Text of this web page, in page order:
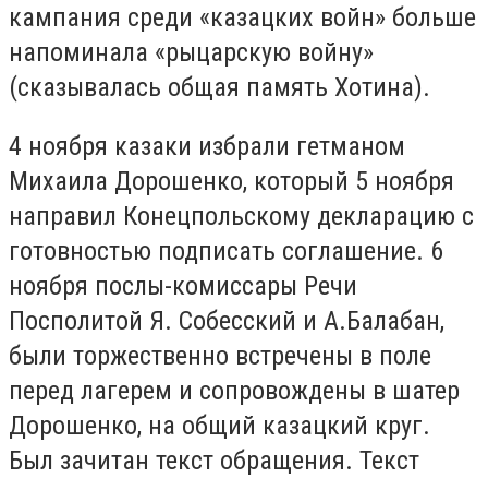
кампания среди «казацких войн» больше
напоминала «рыцарскую войну»
(сказывалась общая память Хотина).
4 ноября казаки избрали гетманом
Михаила Дорошенко, который 5 ноября
направил Конецпольскому декларацию с
готовностью подписать соглашение. 6
ноября послы-комиссары Речи
Посполитой Я. Собесский и А.Балабан,
были торжественно встречены в поле
перед лагерем и сопровождены в шатер
Дорошенко, на общий казацкий круг.
Был зачитан текст обращения. Текст